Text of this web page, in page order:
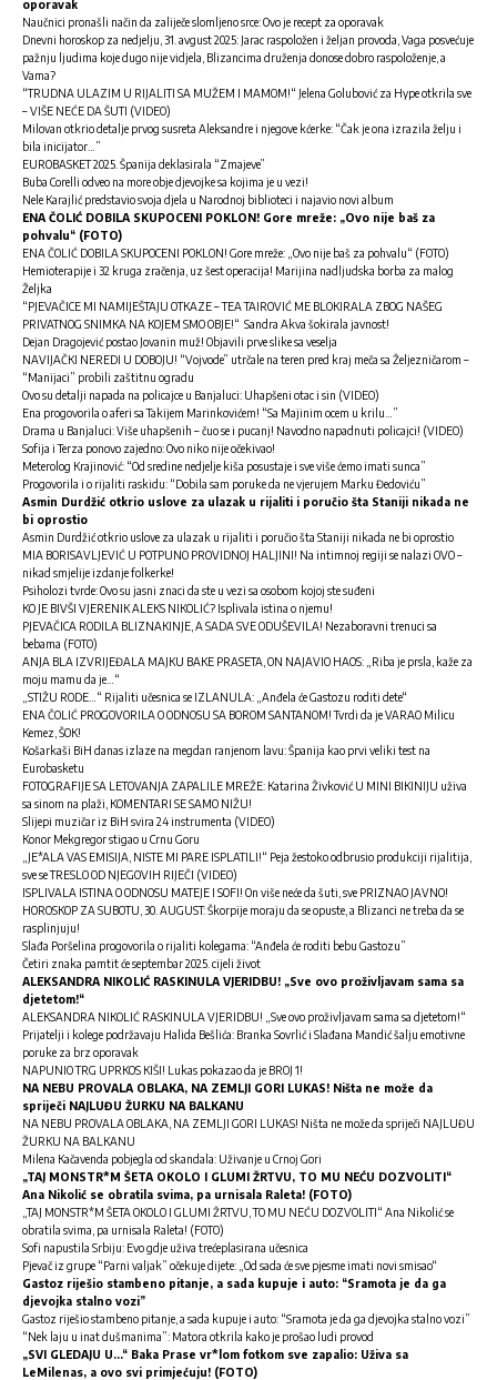
oporavak
Naučnici pronašli način da zaliječe slomljeno srce: Ovo je recept za oporavak
Dnevni horoskop za nedjelju, 31. avgust 2025: Jarac raspoložen i željan provoda, Vaga posvećuje
pažnju ljudima koje dugo nije vidjela, Blizancima druženja donose dobro raspoloženje, a
Vama?
“TRUDNA ULAZIM U RIJALITI SA MUŽEM I MAMOM!“ Jelena Golubović za Hype otkrila sve
– VIŠE NEĆE DA ŠUTI (VIDEO)
Milovan otkrio detalje prvog susreta Aleksandre i njegove kćerke: “Čak je ona izrazila želju i
bila inicijator…”
EUROBASKET 2025. Španija deklasirala “Zmajeve”
Buba Corelli odveo na more obje djevojke sa kojima je u vezi!
Nele Karajlić predstavio svoja djela u Narodnoj biblioteci i najavio novi album
ENA ČOLIĆ DOBILA SKUPOCENI POKLON! Gore mreže: „Ovo nije baš za
pohvalu“ (FOTO)
ENA ČOLIĆ DOBILA SKUPOCENI POKLON! Gore mreže: „Ovo nije baš za pohvalu“ (FOTO)
Hemioterapije i 32 kruga zračenja, uz šest operacija! Marijina nadljudska borba za malog
Željka
“PJEVAČICE MI NAMIJEŠTAJU OTKAZE – TEA TAIROVIĆ ME BLOKIRALA ZBOG NAŠEG
PRIVATNOG SNIMKA NA KOJEM SMO OBJE!“ Sandra Akva šokirala javnost!
Dejan Dragojević postao Jovanin muž! Objavili prve slike sa veselja
NAVIJAČKI NEREDI U DOBOJU! “Vojvode” utrčale na teren pred kraj meča sa Željezničarom –
“Manijaci” probili zaštitnu ogradu
Ovo su detalji napada na policajce u Banjaluci: Uhapšeni otac i sin (VIDEO)
Ena progovorila o aferi sa Takijem Marinkovićem! “Sa Majinim ocem u krilu…”
Drama u Banjaluci: Više uhapšenih – čuo se i pucanj! Navodno napadnuti policajci! (VIDEO)
Sofija i Terza ponovo zajedno: Ovo niko nije očekivao!
Meterolog Krajinović: “Od sredine nedjelje kiša posustaje i sve više ćemo imati sunca”
Progovorila i o rijaliti raskidu: “Dobila sam poruke da ne vjerujem Marku Đedoviću”
Asmin Durdžić otkrio uslove za ulazak u rijaliti i poručio šta Staniji nikada ne
bi oprostio
Asmin Durdžić otkrio uslove za ulazak u rijaliti i poručio šta Staniji nikada ne bi oprostio
MIA BORISAVLJEVIĆ U POTPUNO PROVIDNOJ HALJINI! Na intimnoj regiji se nalazi OVO –
nikad smjelije izdanje folkerke!
Psiholozi tvrde: Ovo su jasni znaci da ste u vezi sa osobom kojoj ste suđeni
KO JE BIVŠI VJERENIK ALEKS NIKOLIĆ? Isplivala istina o njemu!
PJEVAČICA RODILA BLIZNAKINJE, A SADA SVE ODUŠEVILA! Nezaboravni trenuci sa
bebama (FOTO)
ANJA BLA IZVRIJEĐALA MAJKU BAKE PRASETA, ON NAJAVIO HAOS: „Riba je prsla, kaže za
moju mamu da je…“
„STIŽU RODE…“ Rijaliti učesnica se IZLANULA: „Anđela će Gastozu roditi dete“
ENA ČOLIĆ PROGOVORILA O ODNOSU SA BOROM SANTANOM! Tvrdi da je VARAO Milicu
Kemez, ŠOK!
Košarkaši BiH danas izlaze na megdan ranjenom lavu: Španija kao prvi veliki test na
Eurobasketu
FOTOGRAFIJE SA LETOVANJA ZAPALILE MREŽE: Katarina Živković U MINI BIKINIJU uživa
sa sinom na plaži, KOMENTARI SE SAMO NIŽU!
Slijepi muzičar iz BiH svira 24 instrumenta (VIDEO)
Konor Mekgregor stigao u Crnu Goru
„JE*ALA VAS EMISIJA, NISTE MI PARE ISPLATILI!“ Peja žestoko odbrusio produkciji rijalitija,
sve se TRESLO OD NJEGOVIH RIJEČI (VIDEO)
ISPLIVALA ISTINA O ODNOSU MATEJE I SOFI! On više neće da šuti, sve PRIZNAO JAVNO!
HOROSKOP ZA SUBOTU, 30. AUGUST: Škorpije moraju da se opuste, a Blizanci ne treba da se
rasplinjuju!
Slađa Poršelina progovorila o rijaliti kolegama: “Anđela će roditi bebu Gastozu”
Četiri znaka pamtit će septembar 2025. cijeli život
ALEKSANDRA NIKOLIĆ RASKINULA VJERIDBU! „Sve ovo proživljavam sama sa
djetetom!“
ALEKSANDRA NIKOLIĆ RASKINULA VJERIDBU! „Sve ovo proživljavam sama sa djetetom!“
Prijatelji i kolege podržavaju Halida Bešlića: Branka Sovrlić i Slađana Mandić šalju emotivne
poruke za brz oporavak
NAPUNIO TRG UPRKOS KIŠI! Lukas pokazao da je BROJ 1!
NA NEBU PROVALA OBLAKA, NA ZEMLJI GORI LUKAS! Ništa ne može da
spriječi NAJLUĐU ŽURKU NA BALKANU
NA NEBU PROVALA OBLAKA, NA ZEMLJI GORI LUKAS! Ništa ne može da spriječi NAJLUĐU
ŽURKU NA BALKANU
Milena Kačavenda pobjegla od skandala: Uživanje u Crnoj Gori
„TAJ MONSTR*M ŠETA OKOLO I GLUMI ŽRTVU, TO MU NEĆU DOZVOLITI“
Ana Nikolić se obratila svima, pa urnisala Raleta! (FOTO)
„TAJ MONSTR*M ŠETA OKOLO I GLUMI ŽRTVU, TO MU NEĆU DOZVOLITI“ Ana Nikolić se
obratila svima, pa urnisala Raleta! (FOTO)
Sofi napustila Srbiju: Evo gdje uživa trećeplasirana učesnica
Pjevač iz grupe “Parni valjak” očekuje dijete: „Od sada će sve pjesme imati novi smisao“
Gastoz riješio stambeno pitanje, a sada kupuje i auto: “Sramota je da ga
djevojka stalno vozi”
Gastoz riješio stambeno pitanje, a sada kupuje i auto: “Sramota je da ga djevojka stalno vozi”
“Nek laju u inat dušmanima”: Matora otkrila kako je prošao ludi provod
„SVI GLEDAJU U…“ Baka Prase vr*lom fotkom sve zapalio: Uživa sa
LeMilenas, a ovo svi primjećuju! (FOTO)